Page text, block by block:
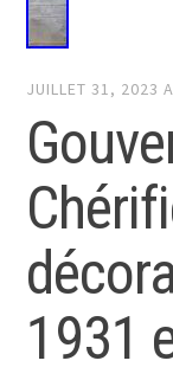
JUILLET 31, 2023
1931